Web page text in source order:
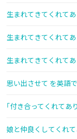
生まれてきてくれて
生まれてきてくれて
生まれてきてくれて
思い出させて を英語
｢付き合ってくれてあ
娘と仲良くしてくれ